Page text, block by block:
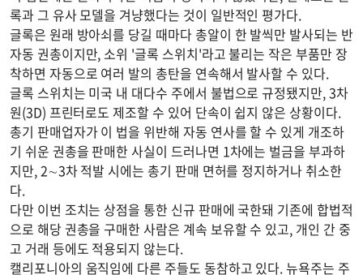
록과 그 유사 모델을 겨냥했다는 것이 일반적인 평가다.
글록은 원래 방아쇠를 당길 때마다 총알이 한 발씩만 발사되는 반
자동 권총이지만, 소위 '글록 스위치'라고 불리는 작은 부품만 장
착하면 자동으로 여러 발의 총탄을 연속해서 발사할 수 있다.
글록 스위치는 미국 내 대다수 주에서 불법으로 규정됐지만, 3차
원(3D) 프린터로도 제조할 수 있어 단속이 쉽지 않은 상황이다.
총기 판매업자가 이 법을 위반해 자동 연사를 할 수 있게 개조하
기 쉬운 권총을 판매한 사실이 드러나면 1차에는 벌금을 부과하
지만, 2∼3차 적발 시에는 총기 판매 면허를 정지하거나 취소한
다.
다만 이번 조치는 상점을 통한 신규 판매에 국한돼 기존에 합법적
으로 해당 권총을 구매한 사람은 계속 보유할 수 있고, 개인 간 중
고 거래 등에도 적용되지 않는다.
캘리포니아의 움직임에 다른 주들도 동참하고 있다. 뉴욕주는 주